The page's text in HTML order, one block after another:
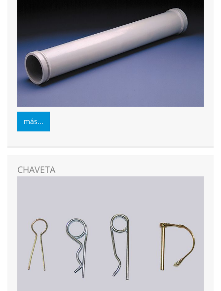
más...
CHAVETA